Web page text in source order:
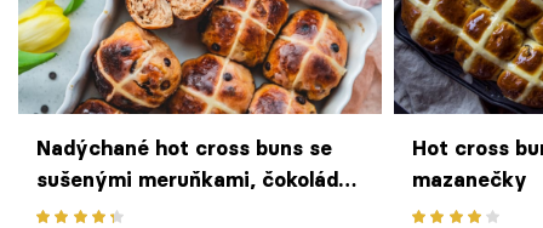
Nadýchané hot cross buns se
sušenými meruňkami, čokoládou
a džemem
Hot cross
mazanečky